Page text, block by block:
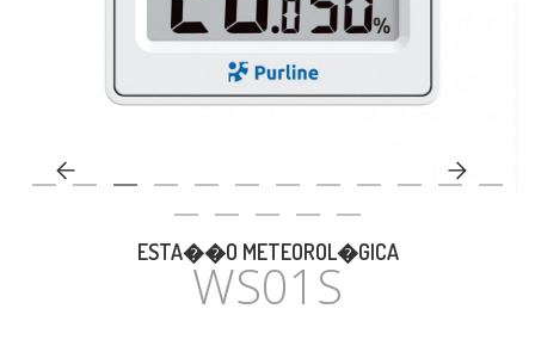
ESTA��O METEOROL�GICA
WS01S